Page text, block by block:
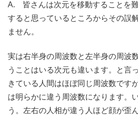
A. 皆さんは次元を移動することを
すると思っているところからその誤
ません。
実は右半身の周波数と左半身の周波
うことはいる次元も違います。と言
きている人間はほぼ同じ周波数です
は明らかに違う周波数になります。
う。左右の人相が違う人ほど顔が歪